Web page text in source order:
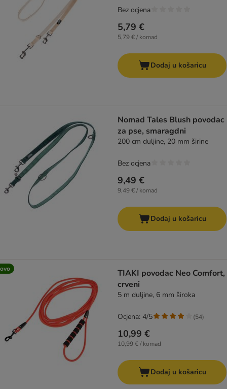
5,79 €
5,79 € / komad
Bez ocjena
Dodaj u košaricu
Nomad Tales Blush povodac
za pse, smaragdni
200 cm duljine, 20 mm širine
9,49 €
9,49 € / komad
Bez ocjena
Dodaj u košaricu
TIAKI povodac Neo Comfort,
crveni
5 m duljine, 6 mm široka
10,99 €
10,99 € / komad
Ocjena: 4/5 (54)
Dodaj u košaricu